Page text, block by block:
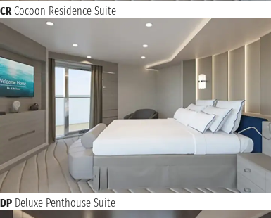
CR Cocoon Residence Suite
DP Deluxe Penthouse Suite